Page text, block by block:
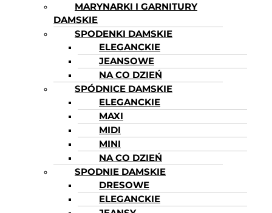
MARYNARKI I GARNITURY
DAMSKIE
SPODENKI DAMSKIE
ELEGANCKIE
JEANSOWE
NA CO DZIEŃ
SPÓDNICE DAMSKIE
ELEGANCKIE
MAXI
MIDI
MINI
NA CO DZIEŃ
SPODNIE DAMSKIE
DRESOWE
ELEGANCKIE